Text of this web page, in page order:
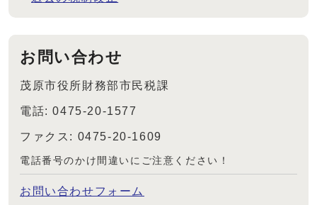
お問い合わせ
茂原市役所財務部市民税課
電話: 0475-20-1577
ファクス: 0475-20-1609
電話番号のかけ間違いにご注意ください！
お問い合わせフォーム